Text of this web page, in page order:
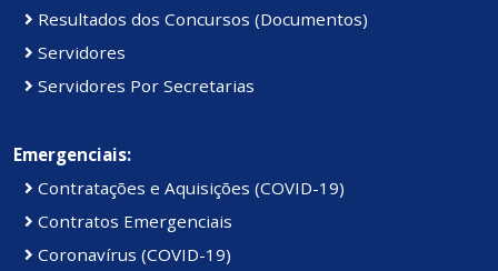
Resultados dos Concursos (Documentos)
Servidores
Servidores Por Secretarias
Emergenciais:
Contratações e Aquisições (COVID-19)
Contratos Emergenciais
Coronavírus (COVID-19)